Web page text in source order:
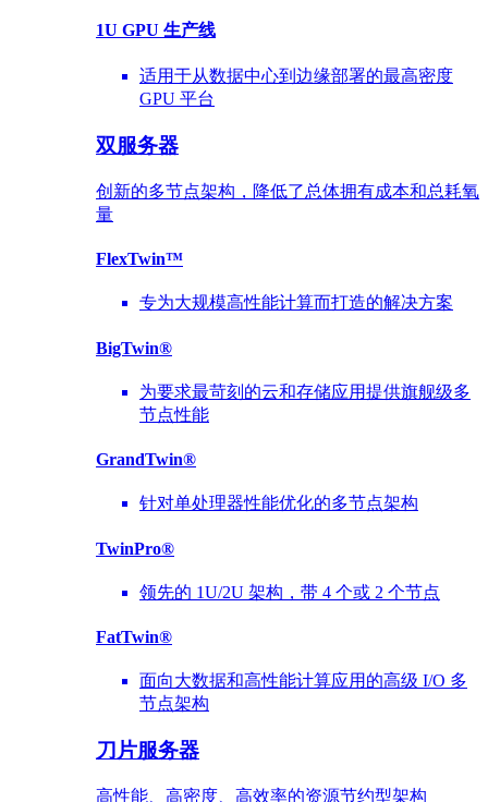
1U GPU 生产线
适用于从数据中心到边缘部署的最高密度
GPU 平台
双服务器
创新的多节点架构，降低了总体拥有成本和总耗氧
量
FlexTwin™
专为大规模高性能计算而打造的解决方案
BigTwin®
为要求最苛刻的云和存储应用提供旗舰级多
节点性能
GrandTwin®
针对单处理器性能优化的多节点架构
TwinPro®
领先的 1U/2U 架构，带 4 个或 2 个节点
FatTwin®
面向大数据和高性能计算应用的高级 I/O 多
节点架构
刀片服务器
高性能、高密度、高效率的资源节约型架构